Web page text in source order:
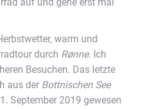
warm und
durch Rønne. Ich
Besuchen. Das letzte
aus der Bottnischen See
September 2019 gewesen